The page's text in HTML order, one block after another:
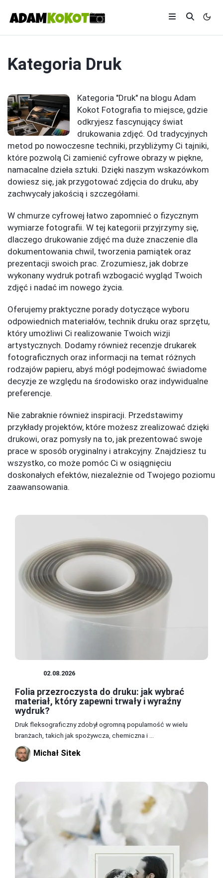
Kategoria Druk
Kategoria "Druk" na blogu Adam
Kokot Fotografia to miejsce, gdzie
odkryjesz fascynujący świat
drukowania zdjęć. Od tradycyjnych
metod po nowoczesne techniki, przybliżymy Ci tajniki,
które pozwolą Ci zamienić cyfrowe obrazy w piękne,
namacalne dzieła sztuki. Dzięki naszym wskazówkom
dowiesz się, jak przygotować zdjęcia do druku, aby
zachwycały jakością i szczegółami.
W chmurze cyfrowej łatwo zapomnieć o fizycznym
wymiarze fotografii. W tej kategorii przyjrzymy się,
dlaczego drukowanie zdjęć ma duże znaczenie dla
dokumentowania chwil, tworzenia pamiątek oraz
prezentacji swoich prac. Zrozumiesz, jak dobrze
wykonany wydruk potrafi wzbogacić wygląd Twoich
zdjęć i nadać im nowego życia.
Oferujemy praktyczne porady dotyczące wyboru
odpowiednich materiałów, technik druku oraz sprzętu,
który umożliwi Ci realizowanie Twoich wizji
artystycznych. Dodamy również recenzje drukarek
fotograficznych oraz informacji na temat różnych
rodzajów papieru, abyś mógł podejmować świadome
decyzje ze względu na środowisko oraz indywidualne
preferencje.
Nie zabraknie również inspiracji. Przedstawimy
przykłady projektów, które możesz zrealizować dzięki
drukowi, oraz pomysły na to, jak prezentować swoje
prace w sposób oryginalny i atrakcyjny. Znajdziesz tu
wszystko, co może pomóc Ci w osiągnięciu
doskonałych efektów, niezależnie od Twojego poziomu
zaawansowania.
02.08.2026
Folia przezroczysta do druku: jak wybrać
materiał, który zapewni trwały i wyraźny
wydruk?
Druk fleksograficzny zdobył ogromną popularność w wielu
branżach, takich jak spożywcza, chemiczna i ...
Michał Sitek